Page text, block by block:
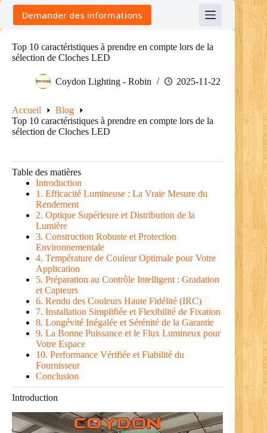
Skip
content
Demander des informations
Top 10 caractéristiques à prendre en compte lors de la
sélection de Cloches LED
Coydon Lighting - Robin 2025-11-22
Accueil
Blog
Top 10 caractéristiques à prendre en compte lors de la
sélection de Cloches LED
Table des matières
Introduction
1. Efficacité Lumineuse : La Vraie Mesure du
Rendement
2. Optique Supérieure et Distribution de la
Lumière
3. Construction Robuste et Protection
Environnementale
4. Température de Couleur Optimale pour Votre
Application
5. Préparation au Contrôle Intelligent : Gradation
et Capteurs
6. Rendu des Couleurs Haute Fidélité (IRC)
7. Installation Simplifiée et Flexibilité de Fixation
8. Longévité Inégalée et Sérénité de la Garantie
9. La Bonne Puissance et le Flux Lumineux pour
Votre Espace
10. Performance Vérifiée et Fiabilité du
Fournisseur
Conclusion
Introduction